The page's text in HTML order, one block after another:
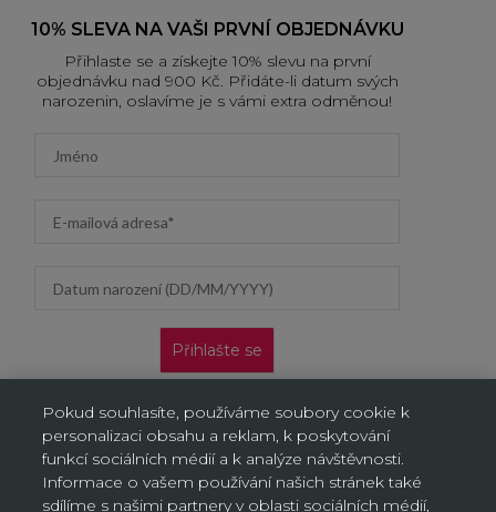
10% SLEVA NA VAŠI PRVNÍ OBJEDNÁVKU
Přihlaste se a získejte 10% slevu na první
objednávku nad 900 Kč. Přidáte-li datum svých
narozenin, oslavíme je s vámi extra odměnou!
Přihlašte se
objednávku. Vztahuje se jen na doručení na adresu a výdejní
místa, neplatí na objednávky doručované AL/AG. Kliknutím na
„Přihlásit se“ potvrzujete, že jste si přečetli Oznámení o ochraně
osobních údajů a souhlasíte s ním.
Pokud souhlasíte, používáme soubory cookie k
personalizaci obsahu a reklam, k poskytování
funkcí sociálních médií a k analýze návštěvnosti.
Informace o vašem používání našich stránek také
sdílíme s našimi partnery v oblasti sociálních médií,